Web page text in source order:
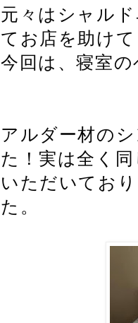
元々はシャル
てお店を助け
今回は、寝室
アルダー材の
た！実は全く
いただいてお
た。